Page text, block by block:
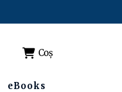
Coș
eBooks